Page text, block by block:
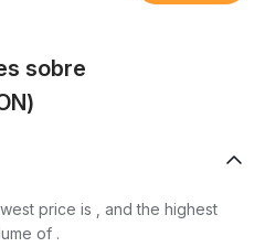
sobre
price is , and the highest
of .